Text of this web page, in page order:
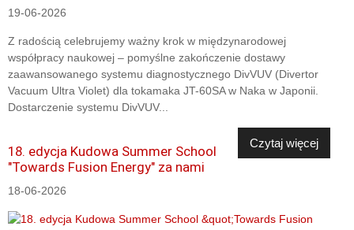
19-06-2026
Z radością celebrujemy ważny krok w międzynarodowej
współpracy naukowej – pomyślne zakończenie dostawy
zaawansowanego systemu diagnostycznego DivVUV (Divertor
Vacuum Ultra Violet) dla tokamaka JT-60SA w Naka w Japonii.
Dostarczenie systemu DivVUV...
Czytaj więcej
18. edycja Kudowa Summer School
"Towards Fusion Energy" za nami
18-06-2026